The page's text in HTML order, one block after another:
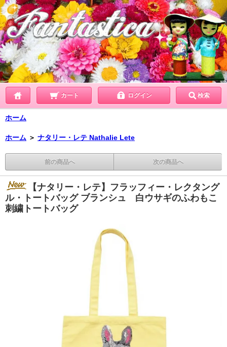
カート ログイン 検索
ホーム
ホーム ＞ ナタリー・レテ Nathalie Lete
前の商品へ 次の商品へ
【ナタリー・レテ】フラッフィー・レクタング
ル・トートバッグ ブランシュ 白ウサギのふわもこ
刺繍トートバッグ